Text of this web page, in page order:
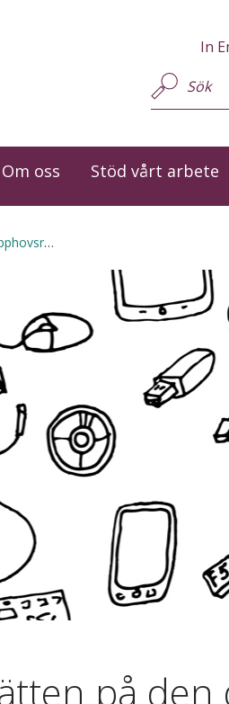
Om oss Stöd vårt arbete
In
marknaden
på den